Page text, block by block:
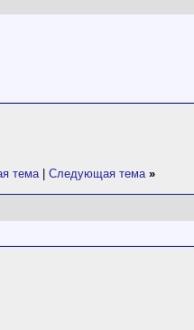
тема| Следующая тема »